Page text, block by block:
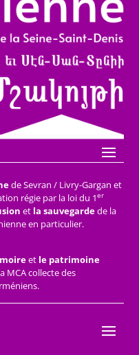
de Sevran / Livry-Gargan et
régie par la loi du 1er
et la sauvegardede la
en particulier.
et le patrimoine
MCA collecte des